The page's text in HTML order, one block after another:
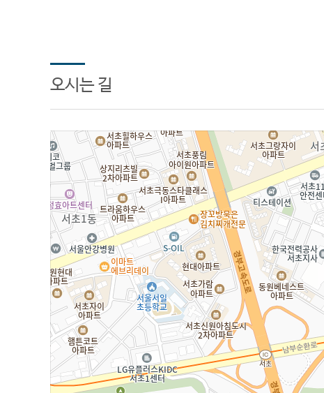
오시는 길